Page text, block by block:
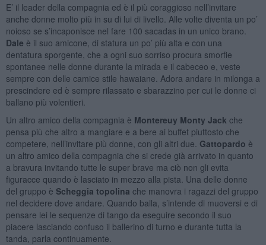
E’ il leader della compagnia ed è il più coraggioso nell’invitare
anche donne molto più in su di lui di livello. Alle volte diventa un po’
noioso se s’incaponisce nel fare 100 sacadas in un unico brano.
Dale è il suo amicone, di statura un po’ più alta e con una
dentatura sporgente, che a ogni suo sorriso procura smorfie
spontanee nelle donne durante la mirada e il cabeceo e, veste
sempre con delle camice stile hawaiane. Adora andare in milonga a
prescindere ed è sempre rilassato e sbarazzino per cui le donne ci
ballano più volentieri.
Un altro amico della compagnia è Montereuy Monty Jack che
pensa più che altro a mangiare e a bere ai buffet piuttosto che
competere, nell’invitare più donne, con gli altri due. Gattopardo è
un altro amico della compagnia che si crede già arrivato in quanto
a bravura invitando tutte le super brave ma ciò non gli evita
figuracce quando è lasciato in mezzo alla pista. Una delle donne
del gruppo è Scheggia topolina che manovra i ragazzi del gruppo
nel decidere dove andare. Quando balla, s’intende di muoversi e di
pensare lei le sequenze di tango da eseguire secondo il suo
piacere lasciando confuso il ballerino di turno e durante tutta la
tanda, parla continuamente.